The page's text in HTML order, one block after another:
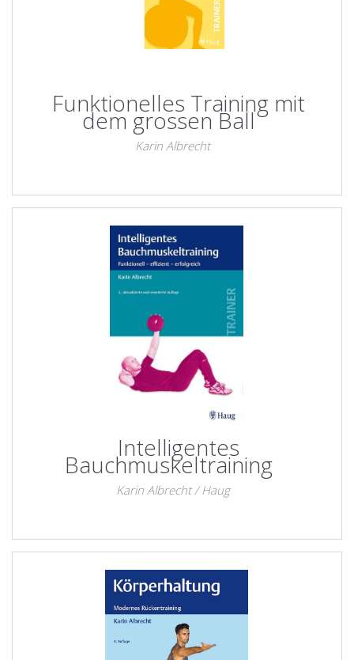
Funktionelles Training mit
dem grossen Ball
Karin Albrecht
Intelligentes
Bauchmuskeltraining
Karin Albrecht / Haug